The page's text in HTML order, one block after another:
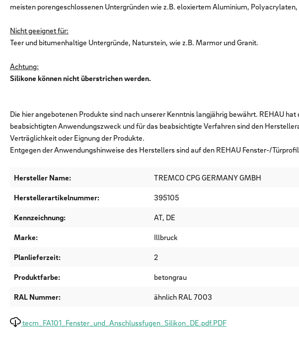
meisten porengeschlossenen Untergründen wie z.B. eloxiertem Aluminium,
Nicht geeignet für:
Teer und bitumenhaltige Untergründe, Naturstein, wie z.B. Marmor und Granit.
Achtung:
Silikone können nicht überstrichen werden.
Die hier angebotenen Produkte sind nach unserer Kenntnis langjährig bewährt. REHAU
beabsichtigten Anwendungszweck und für das beabsichtigte Verfahren sind den
Verträglichkeit oder Eignung der Produkte.
Entgegen der Anwendungshinweise des Herstellers sind auf den REHAU Fenster-/
Hersteller Name:
TREMCO CPG GERMANY GMBH
Herstellerartikelnummer:
395105
Kennzeichnung:
AT, DE
Marke:
Illbruck
Planlieferzeit:
2
Produktfarbe:
betongrau
RAL Nummer:
ähnlich RAL 7003
tecm_FA101_Fenster_und_Anschlussfugen_Silikon_DE.pdf.PDF